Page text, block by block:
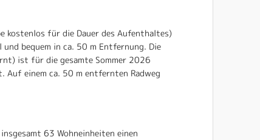
kostenlos für die Dauer des Aufenthaltes)
bequem in ca. 50 m Entfernung. Die
ist für die gesamte Sommer 2026
Auf einem ca. 50 m entfernten Radweg
63 Wohneinheiten einen